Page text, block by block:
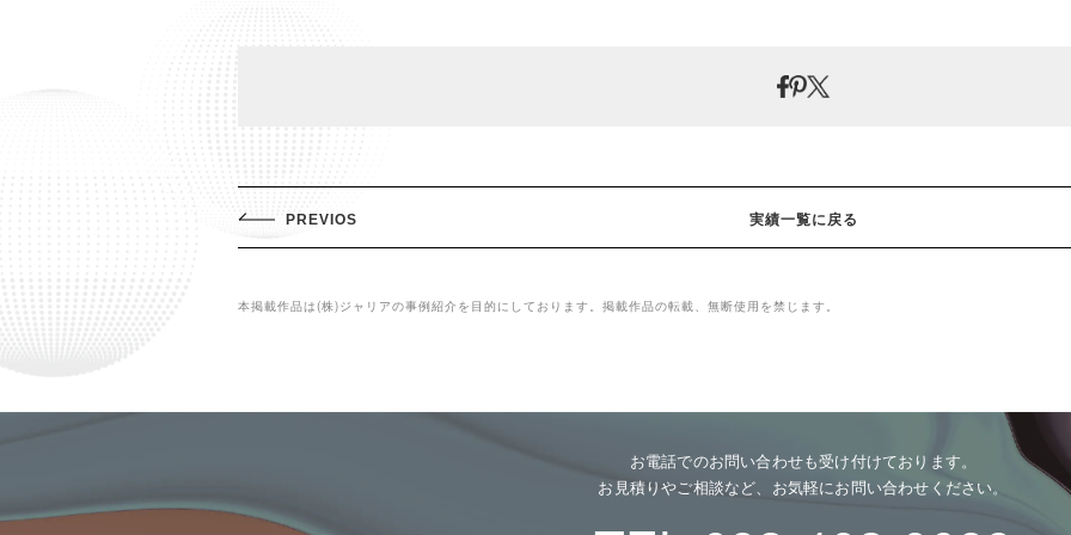
PREVIOS 実績一覧に戻る
本掲載作品は(株)ジャリアの事例紹介を目的にしております。掲載作品の転載、無断使用を禁じます。
お電話でのお問い合わせも受け付けております。
お見積りやご相談など、お気軽にお問い合わせください。